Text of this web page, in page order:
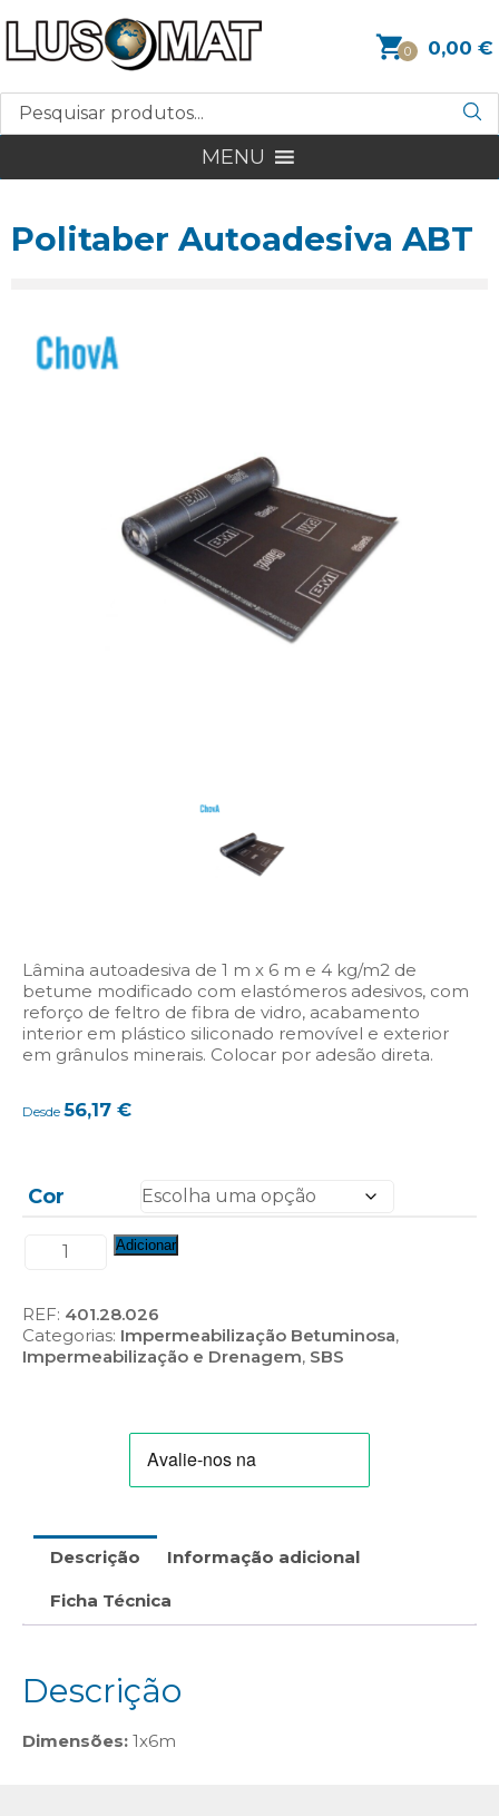
0 0,00 €
MENU
Politaber Autoadesiva ABT
Lâmina autoadesiva de 1 m x 6 m e 4 kg/m2 de
betume modificado com elastómeros adesivos, com
reforço de feltro de fibra de vidro, acabamento
interior em plástico siliconado removível e exterior
em grânulos minerais. Colocar por adesão direta.
Desde 56,17 €
Cor
Quantidade
Autoadesiva
ABT
Adicionar
REF: 401.28.026
Categorias: Impermeabilização Betuminosa,
Impermeabilização e Drenagem, SBS
Descrição Informação adicional
Ficha Técnica
Descrição
Dimensões: 1x6m